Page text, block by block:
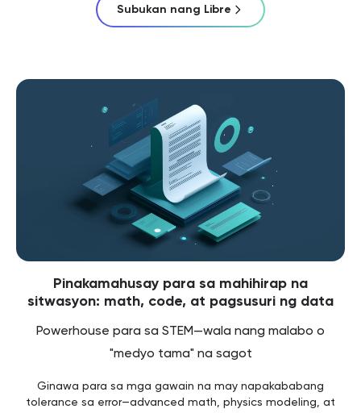
Subukan nang Libre
Pinakamahusay para sa mahihirap na
sitwasyon: math, code, at pagsusuri ng data
Powerhouse para sa STEM—wala nang malabo o
"medyo tama" na sagot
Ginawa para sa mga gawain na may napakababang
tolerance sa error—advanced math, physics modeling, at